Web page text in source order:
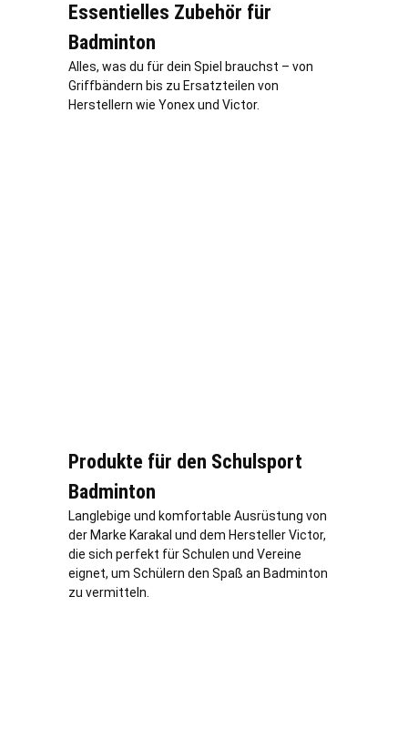
Essentielles Zubehör für
Badminton
Alles, was du für dein Spiel brauchst – von
Griffbändern bis zu Ersatzteilen von
Herstellern wie Yonex und Victor.
Produkte für den Schulsport
Badminton
Langlebige und komfortable Ausrüstung von
der Marke Karakal und dem Hersteller Victor,
die sich perfekt für Schulen und Vereine
eignet, um Schülern den Spaß an Badminton
zu vermitteln.